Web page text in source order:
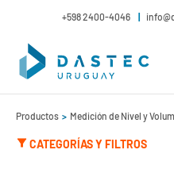
+598 2400-4046
Productos Medición de Nivel y
CATEGORÍAS Y FILTROS